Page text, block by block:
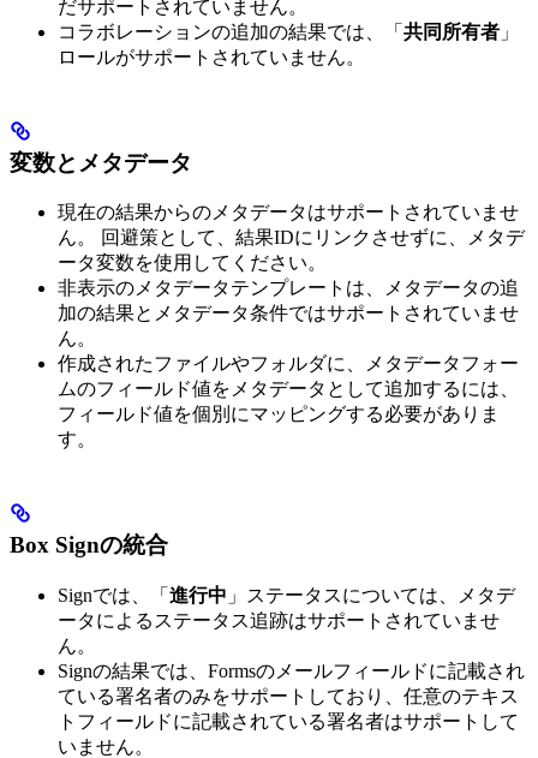
だサポートされていません。
コラボレーションの追加の結果では、「 共同所有者 」
ロールがサポートされていません。
変数とメタデータ
現在の結果からのメタデータはサポートされていませ
ん。 回避策として、結果IDにリンクさせずに、メタデ
ータ変数を使用してください。
非表示のメタデータテンプレートは、メタデータの追
加の結果とメタデータ条件ではサポートされていませ
ん。
作成されたファイルやフォルダに、メタデータフォー
ムのフィールド値をメタデータとして追加するには、
フィールド値を個別にマッピングする必要がありま
す。
Box Signの統合
Signでは、「 進行中 」ステータスについては、メタデ
ータによるステータス追跡はサポートされていませ
ん。
Signの結果では、Formsのメールフィールドに記載され
ている署名者のみをサポートしており、任意のテキス
トフィールドに記載されている署名者はサポートして
いません。